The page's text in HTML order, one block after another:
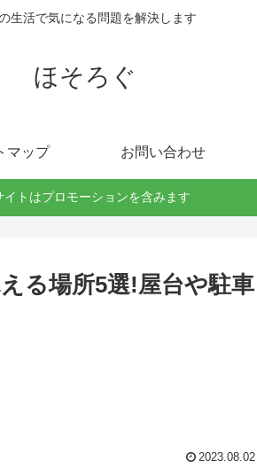
生活で気になる問題を解決します
ほそろぐ
マップ お問い合わせ
イトはプロモーションを含みます
る場所5選!屋台や駐車
2023.08.02